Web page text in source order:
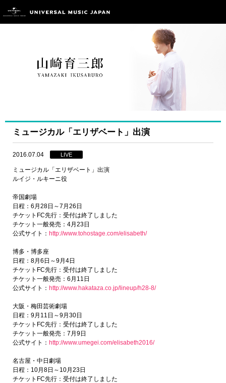
ミュージカル「エリザベート」出演
2016.07.04 LIVE
ミュージカル「エリザベート」出演
ルイジ・ルキーニ役
帝国劇場
日程：6月28日～7月26日
チケットFC先行：受付は終了しました
チケット一般発売：4月23日
公式サイト： http://www.tohostage.com/elisabeth/
博多・博多座
日程：8月6日～9月4日
チケットFC先行：受付は終了しました
チケット一般発売：6月11日
公式サイト： http://www.hakataza.co.jp/lineup/h28-8/
大阪・梅田芸術劇場
日程：9月11日～9月30日
チケットFC先行：受付は終了しました
チケット一般発売：7月9日
公式サイト： http://www.umegei.com/elisabeth2016/
名古屋・中日劇場
日程：10月8日～10月23日
チケットFC先行：受付は終了しました